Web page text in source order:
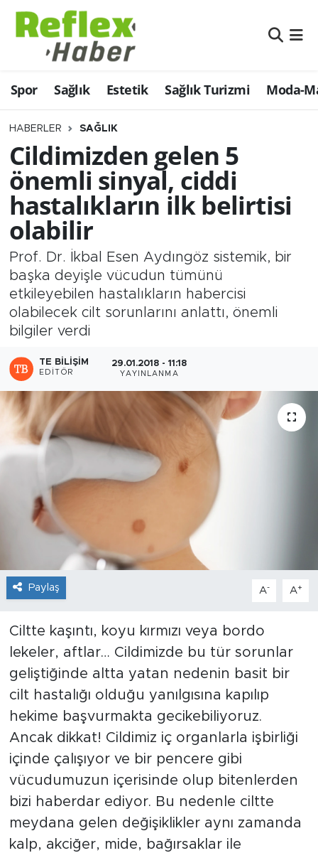
Spor Sağlık Estetik Sağlık Turizmi Moda-
HABERLER SAĞLIK
Cildimizden gelen 5
önemli sinyal, ciddi
hastalıkların ilk belirtisi
olabilir
Prof. Dr. İkbal Esen Aydıngöz sistemik, bir
başka deyişle vücudun tümünü
etkileyebilen hastalıkların habercisi
olabilecek cilt sorunlarını anlattı, önemli
bilgiler verdi
TE BILIŞIM
EDITÖR
29.01.2018 - 11:18
YAYINLANMA
Paylaş A- A+
Ciltte kaşıntı, koyu kırmızı veya bordo
lekeler, aftlar… Cildimizde bu tür sorunlar
geliştiğinde altta yatan nedenin basit bir
cilt hastalığı olduğu yanılgısına kapılıp
hekime başvurmakta gecikebiliyoruz.
Ancak dikkat! Cildimiz iç organlarla işbirliği
içinde çalışıyor ve bir pencere gibi
vücudumuzun içerisinde olup bitenlerden
bizi haberdar ediyor. Bu nedenle ciltte
meydana gelen değişiklikler aynı zamanda
kalp, akciğer, mide, bağırsaklar ile
Eğitim
Estetik
Firmalardan
Güncel
İş ve Ekonomi
Moda-Magazin-Eğlence
Sağlık
Sağlık Turizmi
Teknoloji
Nöbetçi Eczaneler
Hava Durumu
Namaz Vakitleri
Trafik Durumu
Şampiyonlar Ligi Puan Durumu ve Fikstür
Tüm Manşetler
Son Dakika Haberleri
Haber Arşivi